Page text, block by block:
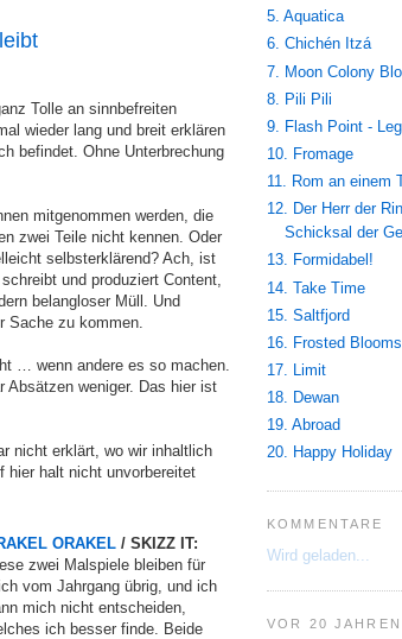
Tolle an sinnbefreiten
wieder lang und breit erklären
befindet. Ohne Unterbrechung
mitgenommen werden, die
zwei Teile nicht kennen. Oder
selbsterklärend? Ach, ist
und produziert Content,
belangloser Müll. Und
Sache zu kommen.
… wenn andere es so machen.
Absätzen weniger. Das hier ist
nicht erklärt, wo wir inhaltlich
hier halt nicht unvorbereitet
ORAKEL/ SKIZZ IT:
zwei Malspiele bleiben für
vom Jahrgang übrig, und ich
mich nicht entscheiden,
ich besser finde. Beide
5. Aquatica
6. Chichén Itzá
7. Moon Colony
8. Pili Pili
9. Flash Point -
10. Fromage
11. Rom an einem
12. Der Herr der
Schicksal der
13. Formidabel!
14. Take Time
15. Saltfjord
16. Frosted Blooms
17. Limit
18. Dewan
19. Abroad
20. Happy Holiday
KOMMENTARE
Wird geladen...
VOR 20 JAHREN